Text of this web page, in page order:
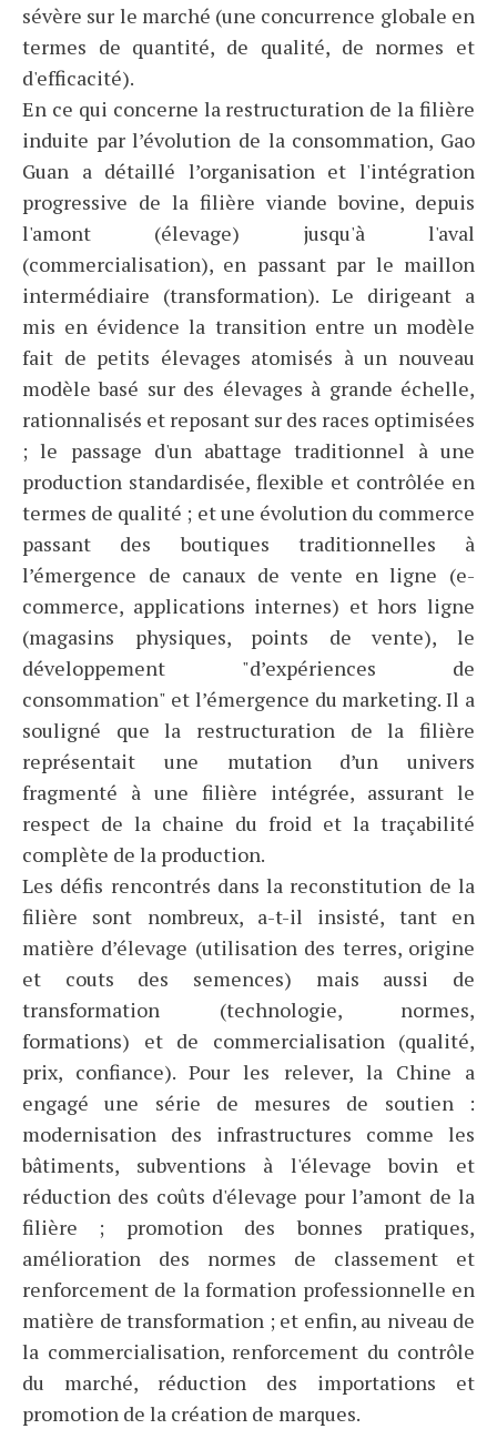
sévère sur le marché (une concurrence globale en
termes de quantité, de qualité, de normes et
d'efficacité).
En ce qui concerne la restructuration de la filière
induite par l’évolution de la consommation, Gao
Guan a détaillé l’organisation et l'intégration
progressive de la filière viande bovine, depuis
l'amont (élevage) jusqu'à l'aval
(commercialisation), en passant par le maillon
intermédiaire (transformation). Le dirigeant a
mis en évidence la transition entre un modèle
fait de petits élevages atomisés à un nouveau
modèle basé sur des élevages à grande échelle,
rationnalisés et reposant sur des races optimisées
; le passage d'un abattage traditionnel à une
production standardisée, flexible et contrôlée en
termes de qualité ; et une évolution du commerce
passant des boutiques traditionnelles à
l’émergence de canaux de vente en ligne (e-
commerce, applications internes) et hors ligne
(magasins physiques, points de vente), le
développement "d’expériences de
consommation" et l’émergence du marketing. Il a
souligné que la restructuration de la filière
représentait une mutation d’un univers
fragmenté à une filière intégrée, assurant le
respect de la chaine du froid et la traçabilité
complète de la production.
Les défis rencontrés dans la reconstitution de la
filière sont nombreux, a-t-il insisté, tant en
matière d’élevage (utilisation des terres, origine
et couts des semences) mais aussi de
transformation (technologie, normes,
formations) et de commercialisation (qualité,
prix, confiance). Pour les relever, la Chine a
engagé une série de mesures de soutien :
modernisation des infrastructures comme les
bâtiments, subventions à l'élevage bovin et
réduction des coûts d'élevage pour l’amont de la
filière ; promotion des bonnes pratiques,
amélioration des normes de classement et
renforcement de la formation professionnelle en
matière de transformation ; et enfin, au niveau de
la commercialisation, renforcement du contrôle
du marché, réduction des importations et
promotion de la création de marques.